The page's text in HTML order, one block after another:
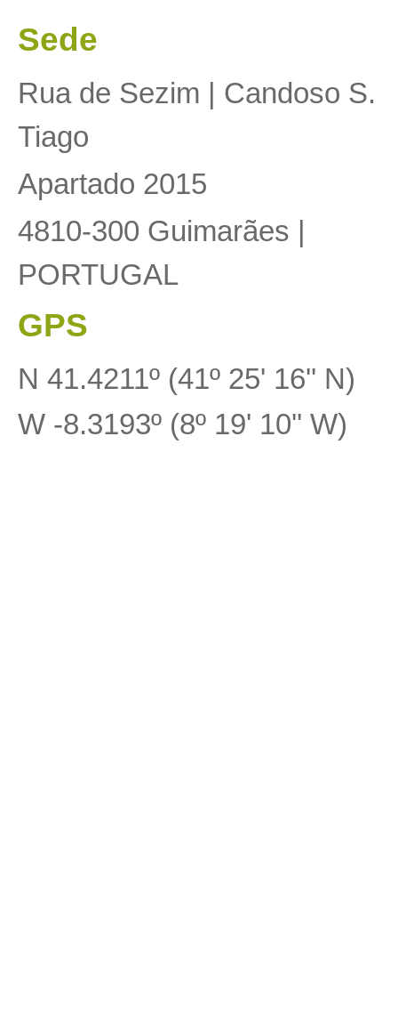
Sede
Rua de Sezim | Candoso S.
Tiago
Apartado 2015
4810-300 Guimarães |
PORTUGAL
GPS
N 41.4211º (41º 25' 16'' N)
W -8.3193º (8º 19' 10'' W)